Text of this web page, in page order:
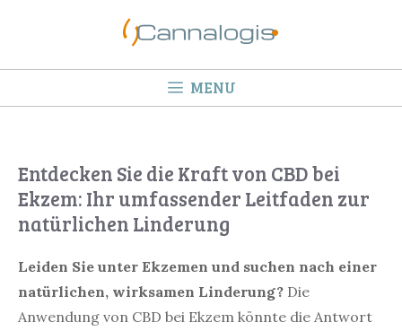
MENU
Entdecken Sie die Kraft von CBD bei
Ekzem: Ihr umfassender Leitfaden zur
natürlichen Linderung
Leiden Sie unter Ekzemen und suchen nach einer
natürlichen, wirksamen Linderung? Die
Anwendung von CBD bei Ekzem könnte die Antwort